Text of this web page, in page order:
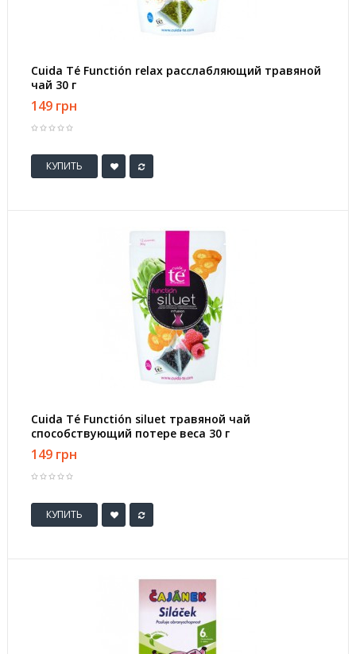
Cuida Té Functión relax расслабляющий травяной
чай 30 г
149 грн
КУПИТЬ
Cuida Té Functión siluet травяной чай
способствующий потере веса 30 г
149 грн
КУПИТЬ